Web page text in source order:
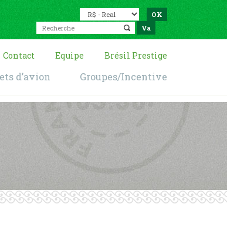
Contact Equipe Brésil Prestige
d’avion Groupes/Incentive